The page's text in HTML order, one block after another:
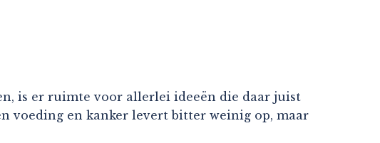
is er ruimte voor allerlei ideeën die daar juist
voeding en kanker levert bitter weinig op, maar